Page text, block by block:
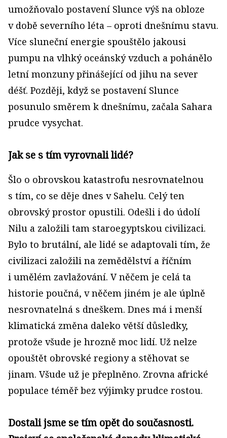
umožňovalo postavení Slunce výš na obloze
v době severního léta – oproti dnešnímu stavu.
Více sluneční energie spouštělo jakousi
pumpu na vlhký oceánský vzduch a pohánělo
letní monzuny přinášející od jihu na sever
déšť. Později, když se postavení Slunce
posunulo směrem k dnešnímu, začala Sahara
prudce vysychat.
Jak se s tím vyrovnali lidé?
Šlo o obrovskou katastrofu nesrovnatelnou
s tím, co se děje dnes v Sahelu. Celý ten
obrovský prostor opustili. Odešli i do údolí
Nilu a založili tam staroegyptskou civilizaci.
Bylo to brutální, ale lidé se adaptovali tím, že
civilizaci založili na zemědělství a říčním
i umělém zavlažování. V něčem je celá ta
historie poučná, v něčem jiném je ale úplně
nesrovnatelná s dneškem. Dnes má i menší
klimatická změna daleko větší důsledky,
protože všude je hrozně moc lidí. Už nelze
opouštět obrovské regiony a stěhovat se
jinam. Všude už je přeplněno. Zrovna africké
populace téměř bez výjimky prudce rostou.
Dostali jsme se tím opět do současnosti.